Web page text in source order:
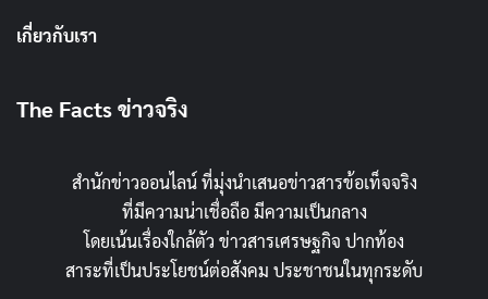
เกี่ยวกับเรา
The Facts ข่าวจริง
สำนักข่าวออนไลน์ ที่มุ่งนำเสนอข่าวสารข้อเท็จจริง
ที่มีความน่าเชื่อถือ มีความเป็นกลาง
โดยเน้นเรื่องใกล้ตัว ข่าวสารเศรษฐกิจ ปากท้อง
สาระที่เป็นประโยชน์ต่อสังคม ประชาชนในทุกระดับ